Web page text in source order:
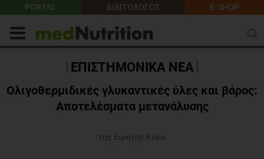
PORTAL ΔΙΑΙΤΟΛΟΓΟΣ E-SHOP
ΕΠΙΣΤΗΜΟΝΙΚΑ ΝΕΑ
Ολιγοθερμιδικές γλυκαντικές ύλες και βάρος:
Αποτελέσματα μετανάλυσης
της Ειρήνης Κύρα